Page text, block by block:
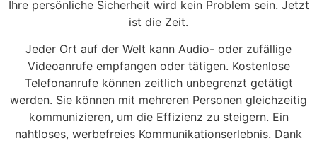
Ihre persönliche Sicherheit wird kein Problem sein. Jetzt
ist die Zeit.
Jeder Ort auf der Welt kann Audio- oder zufällige
Videoanrufe empfangen oder tätigen. Kostenlose
Telefonanrufe können zeitlich unbegrenzt getätigt
werden. Sie können mit mehreren Personen gleichzeitig
kommunizieren, um die Effizienz zu steigern. Ein
nahtloses, werbefreies Kommunikationserlebnis. Dank